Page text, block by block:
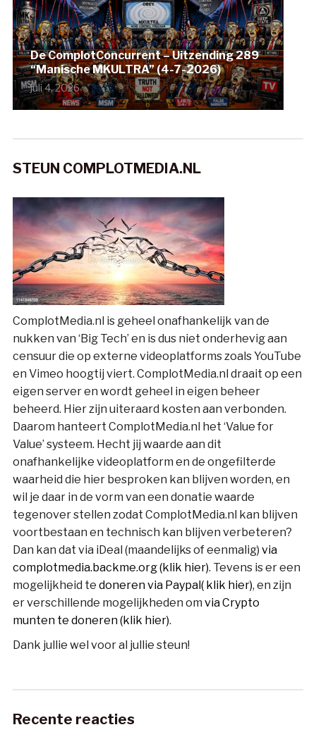
De ComplotConcurrent – Uitzending 289
“Manische MKULTRA” (4-7-2026)
juli 4, 2026
STEUN COMPLOTMEDIA.NL
ComplotMedia.nl is geheel onafhankelijk van de
nukken van ‘Big Tech’ en is dus niet onderhevig aan
censuur die op externe videoplatforms zoals YouTube
en Vimeo hoogtij viert. ComplotMedia.nl draait op een
eigen server en wordt geheel in eigen beheer
beheerd. Hier zijn uiteraard kosten aan verbonden.
Daarom hanteert ComplotMedia.nl het ‘Value for
Value’ systeem. Hecht jij waarde aan dit
onafhankelijke videoplatform en de ongefilterde
waarheid die hier besproken kan blijven worden, en
wil je daar in de vorm van een donatie waarde
tegenover stellen zodat ComplotMedia.nl kan blijven
voortbestaan en technisch kan blijven verbeteren?
Dan kan dat via iDeal (maandelijks of eenmalig) via
complotmedia.backme.org (klik hier). Tevens is er een
mogelijkheid te doneren via Paypal( klik hier), en zijn
er verschillende mogelijkheden om via Crypto
munten te doneren (klik hier).
Dank jullie wel voor al jullie steun!
Recente reacties